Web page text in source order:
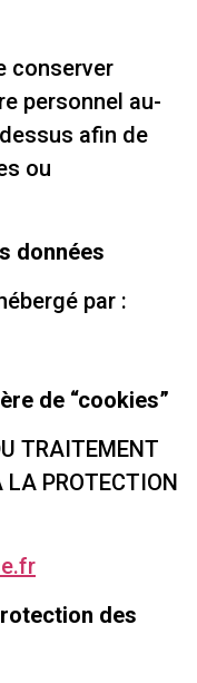
conserver
personnel au-
afin de
ou
données
par :
de “cookies”
TRAITEMENT
LA PROTECTION
des